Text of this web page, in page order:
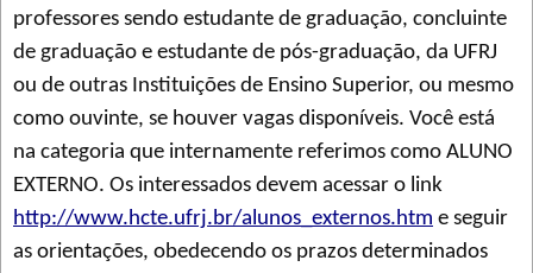
professores sendo estudante de graduação, concluinte
de graduação e estudante de pós-graduação, da UFRJ
ou de outras Instituições de Ensino Superior, ou mesmo
como ouvinte, se houver vagas disponíveis. Você está
na categoria que internamente referimos como ALUNO
EXTERNO. Os interessados devem acessar o link
http://www.hcte.ufrj.br/alunos_externos.htm e seguir
as orientações, obedecendo os prazos determinados